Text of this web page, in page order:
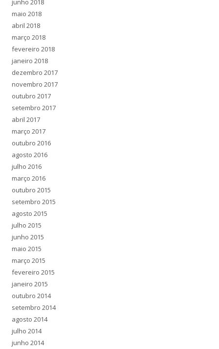
maio 2018
abril 2018
março 2018
fevereiro 2018
janeiro 2018
dezembro 2017
novembro 2017
outubro 2017
setembro 2017
abril 2017
março 2017
outubro 2016
agosto 2016
julho 2016
março 2016
outubro 2015
setembro 2015
agosto 2015
julho 2015
junho 2015
maio 2015
março 2015
fevereiro 2015
janeiro 2015
outubro 2014
setembro 2014
agosto 2014
julho 2014
junho 2014